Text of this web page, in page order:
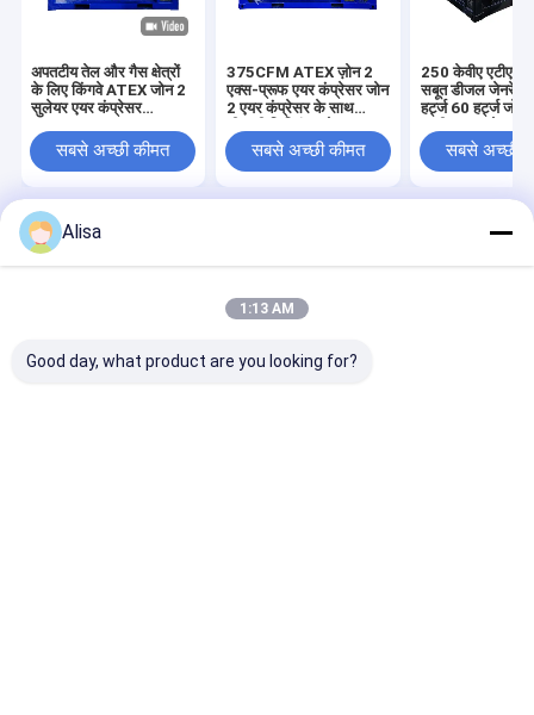
अपतटीय तेल और गैस क्षेत्रों
के लिए किंगवे ATEX जोन 2
सुलेयर एयर कंप्रेसर
सबसे अच्छी कीमत
375CFM ATEX ज़ोन 2
एक्स-प्रूफ एयर कंप्रेसर जोन
2 एयर कंप्रेसर के साथ
सबसे अच्छी कीमत
250 केवीए एटीएक्स
सबूत डीजल
हर्ट्ज 60 हर्ट्ज जोन
उपयोग करें
सबसे अच्छी
साइटमैप
Privacy Policy
चीन का कारखाना.Copyright © 2026 Qingdao Kingway
Industry Co., Ltd.. All Rights Reserved.
Alisa
1:13 AM
Good day, what product are you looking for?